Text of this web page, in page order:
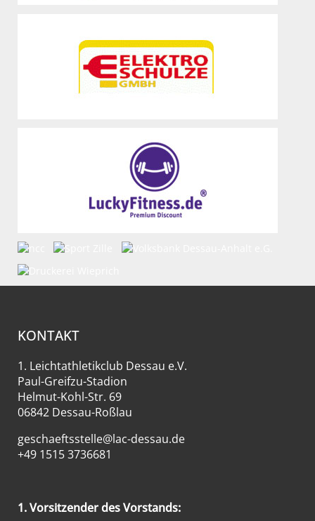
KONTAKT
1. Leichtathletikclub Dessau e.V.
Paul-Greifzu-Stadion
Helmut-Kohl-Str. 69
06842 Dessau-Roßlau
geschaeftsstelle@lac-dessau.de
+49 1515 3736681
1. Vorsitzender des Vorstands: